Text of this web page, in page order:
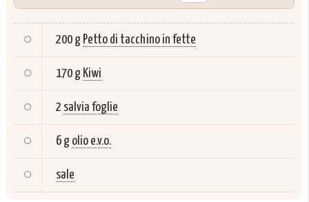
200 g Petto di tacchino in fette
170 g Kiwi
2 salvia foglie
6 g olio e.v.o.
sale